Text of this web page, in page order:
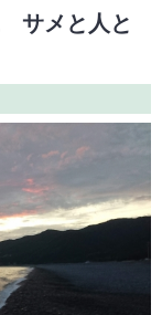
サメと人と